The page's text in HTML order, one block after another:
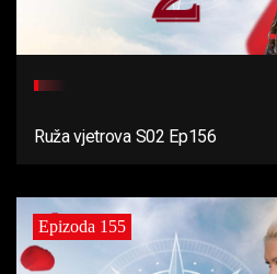
Ruža vjetrova S02 Ep156
Epizoda 155